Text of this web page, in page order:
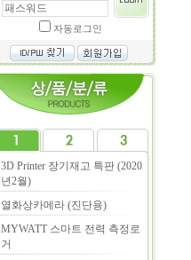
자동로그인
3D Printer 장기재고 특판 (2020
년2월)
열화상카메라 (진단용)
MYWATT 스마트 전력 측정로
거